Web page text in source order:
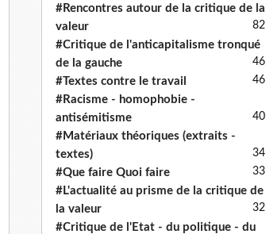
#Rencontres autour de la critique de la
valeur
82
#Critique de l'anticapitalisme tronqué
de la gauche
46
#Textes contre le travail 46
#Racisme - homophobie -
antisémitisme
40
#Matériaux théoriques (extraits -
textes)
34
#Que faire Quoi faire 33
#L'actualité au prisme de la critique de
la valeur
32
#Critique de l'Etat - du politique - du